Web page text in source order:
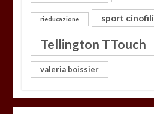
rieducazione sport cinofili
Tellington TTouch
valeria boissier